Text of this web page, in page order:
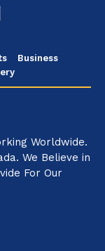
Business
Worldwide.
We Believe in
For Our